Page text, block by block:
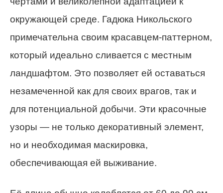
окружающей среде. Гадюка Никольского
примечательна своим красавцем-паттерном,
который идеально сливается с местным
ландшафтом. Это позволяет ей оставаться
незамеченной как для своих врагов, так и
для потенциальной добычи. Эти красочные
узоры — не только декоративный элемент,
но и необходимая маскировка,
обеспечивающая ей выживание.